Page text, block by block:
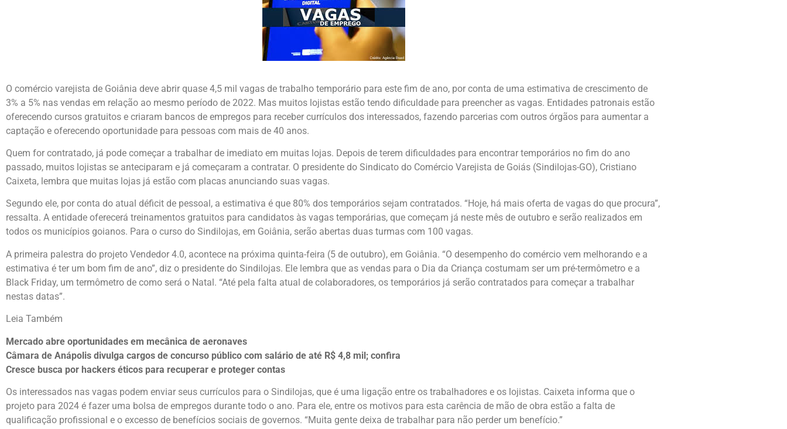
O comércio varejista de Goiânia deve abrir quase 4,5 mil vagas de trabalho temporário para este fim de ano, por conta de uma estimativa de crescimento de
3% a 5% nas vendas em relação ao mesmo período de 2022. Mas muitos lojistas estão tendo dificuldade para preencher as vagas. Entidades patronais estão
oferecendo cursos gratuitos e criaram bancos de empregos para receber currículos dos interessados, fazendo parcerias com outros órgãos para aumentar a
captação e oferecendo oportunidade para pessoas com mais de 40 anos.
Quem for contratado, já pode começar a trabalhar de imediato em muitas lojas. Depois de terem dificuldades para encontrar temporários no fim do ano
passado, muitos lojistas se anteciparam e já começaram a contratar. O presidente do Sindicato do Comércio Varejista de Goiás (Sindilojas-GO), Cristiano
Caixeta, lembra que muitas lojas já estão com placas anunciando suas vagas.
Segundo ele, por conta do atual déficit de pessoal, a estimativa é que 80% dos temporários sejam contratados. “Hoje, há mais oferta de vagas do que procura”,
ressalta. A entidade oferecerá treinamentos gratuitos para candidatos às vagas temporárias, que começam já neste mês de outubro e serão realizados em
todos os municípios goianos. Para o curso do Sindilojas, em Goiânia, serão abertas duas turmas com 100 vagas.
A primeira palestra do projeto Vendedor 4.0, acontece na próxima quinta-feira (5 de outubro), em Goiânia. “O desempenho do comércio vem melhorando e a
estimativa é ter um bom fim de ano”, diz o presidente do Sindilojas. Ele lembra que as vendas para o Dia da Criança costumam ser um pré-termômetro e a
Black Friday, um termômetro de como será o Natal. “Até pela falta atual de colaboradores, os temporários já serão contratados para começar a trabalhar
nestas datas”.
Leia Também
Mercado abre oportunidades em mecânica de aeronaves
Câmara de Anápolis divulga cargos de concurso público com salário de até R$ 4,8 mil; confira
Cresce busca por hackers éticos para recuperar e proteger contas
Os interessados nas vagas podem enviar seus currículos para o Sindilojas, que é uma ligação entre os trabalhadores e os lojistas. Caixeta informa que o
projeto para 2024 é fazer uma bolsa de empregos durante todo o ano. Para ele, entre os motivos para esta carência de mão de obra estão a falta de
qualificação profissional e o excesso de benefícios sociais de governos. “Muita gente deixa de trabalhar para não perder um benefício.”